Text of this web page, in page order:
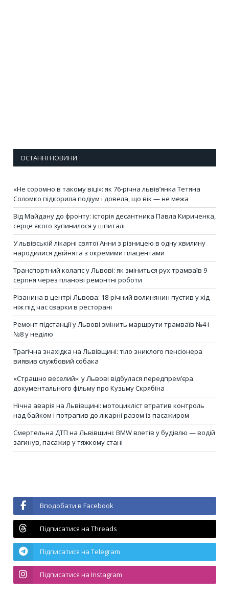
ОСТАННІ НОВИНИ
«Не соромно в такому віці»: як 76-річна львів’янка Тетяна
Соломко підкорила подіум і довела, що вік — не межа
Від Майдану до фронту: історія десантника Павла Кириченка,
серце якого зупинилося у шпиталі
У львівській лікарні святої Анни з різницею в одну хвилину
народилися двійнята з окремими плацентами
Транспортний колапс у Львові: як зміниться рух трамваїв 9
серпня через планові ремонтні роботи
Різанина в центрі Львова: 18-річний волинянин пустив у хід
ніж під час сварки в ресторані
Ремонт підстанції у Львові змінить маршрути трамваїв №4 і
№8 у неділю
Трагічна знахідка на Львівщині: тіло зниклого пенсіонера
виявив службовий собака
«Страшно веселий»: у Львові відбулася передпрем’єра
документального фільму про Кузьму Скрябіна
Нічна аварія на Львівщині: мотоцикліст втратив контроль
над байком і потрапив до лікарні разом із пасажиром
Смертельна ДТП на Львівщині: BMW влетів у будівлю — водій
загинув, пасажир у тяжкому стані
Вподобати в Facebook
Підписатися на Threads
Підписатися на Telegram
Підписатися на Instagram